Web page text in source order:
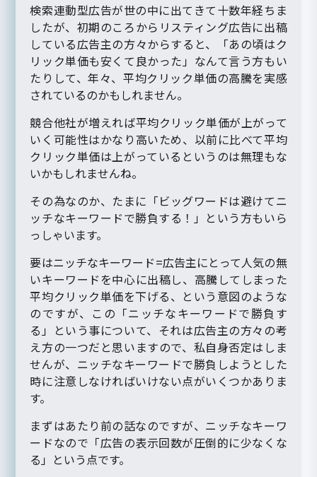
検索連動型広告が世の中に出てきて十数年経ちま
したが、初期のころからリスティング広告に出稿
している広告主の方々からすると、「あの頃はク
リック単価も安くて良かった」なんて言う方もい
たりして、年々、平均クリック単価の高騰を実感
されているのかもしれません。
競合他社が増えれば平均クリック単価が上がって
いく可能性はかなり高いため、以前に比べて平均
クリック単価は上がっているというのは無理もな
いかもしれませんね。
その為なのか、たまに「ビッグワードは避けてニ
ッチなキーワードで勝負する！」という方もいら
っしゃいます。
要はニッチなキーワード=広告主にとって人気の無
いキーワードを中心に出稿し、高騰してしまった
平均クリック単価を下げる、という意図のような
のですが、この「ニッチなキーワードで勝負す
る」という事について、それは広告主の方々の考
え方の一つだと思いますので、私自身否定はしま
せんが、ニッチなキーワードで勝負しようとした
時に注意しなければいけない点がいくつかありま
す。
まずはあたり前の話なのですが、ニッチなキーワ
ードなので「広告の表示回数が圧倒的に少なくな
る」という点です。